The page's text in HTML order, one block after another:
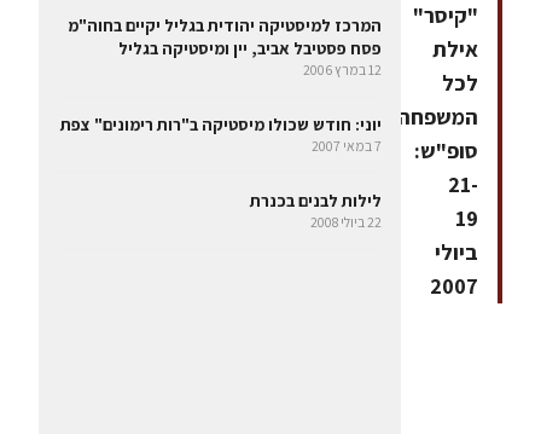
"קיסר"
אילת
לכל
המשפחה,
סופ"ש:
21-
19
ביולי
2007
המרכז למיסטיקה יהודית בגליל יקיים בחוה"מ
פסח פסטיבל אביב, יין ומיסטיקה בגליל
12 במרץ 2006
יוני: חודש שכולו מיסטיקה ב"רות רימונים" צפת
7 במאי 2007
לילות לבנים בכנרת
22 ביולי 2008